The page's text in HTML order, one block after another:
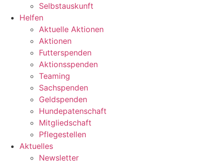
Selbstauskunft
Helfen
Aktuelle Aktionen
Aktionen
Futterspenden
Aktionsspenden
Teaming
Sachspenden
Geldspenden
Hundepatenschaft
Mitgliedschaft
Pflegestellen
Aktuelles
Newsletter